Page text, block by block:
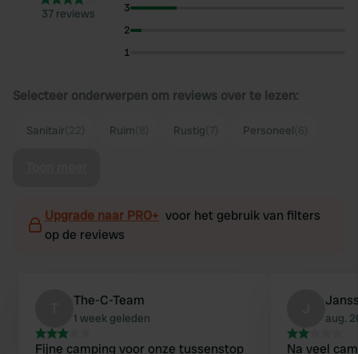
37 reviews
3
2
1
Selecteer onderwerpen om reviews over te lezen:
Sanitair Ruim Rustig Personeel
Upgrade naar PRO+ voor het gebruik van filters
op de reviews
The-C-Team
1 week geleden
Fijne camping voor onze tussenstop
aug.
Na veel